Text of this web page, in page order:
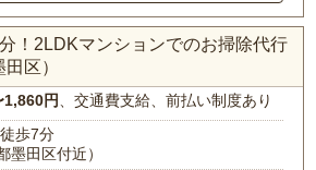
！2LDKマンションでのお掃除代行
区）
1,860円 、交通費支給、前払い制度あり
歩7分
墨田区付近）